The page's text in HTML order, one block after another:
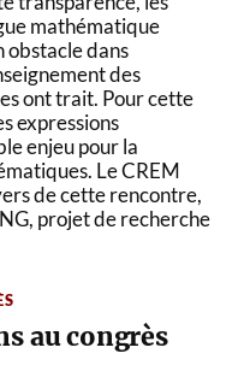
mathématique
obstacle dans
des
ont trait. Pour cette
expressions
enjeu pour la
Le CREM
de cette rencontre,
projet de recherche
au congrès